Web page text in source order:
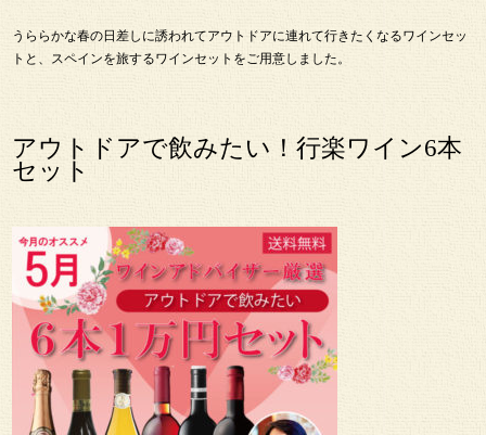
うららかな春の日差しに誘われてアウトドアに連れて行きたくなるワインセッ
トと、スペインを旅するワインセットをご用意しました。
アウトドアで飲みたい！行楽ワイン6本
セット